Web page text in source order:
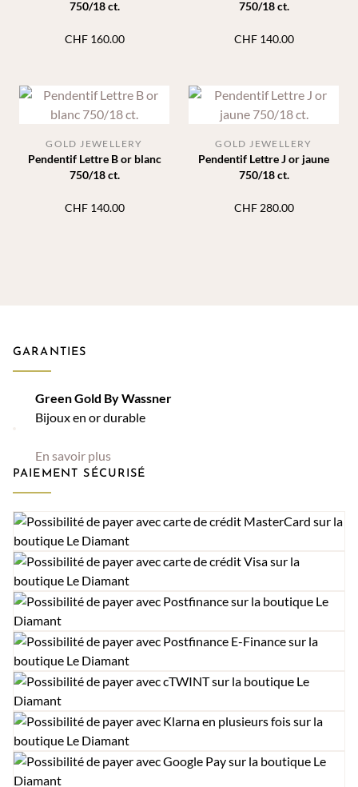
750/18 ct.
CHF160.00
750/18 ct.
CHF140.00
Pendentif Lettre B or blanc
750/18 ct.
GOLD JEWELLERY
CHF140.00
Pendentif Lettre J or jaune
750/18 ct.
GOLD JEWELLERY
CHF280.00
GARANTIES
Green Gold By Wassner
Bijoux en or durable
En savoir plus
PAIEMENT SÉCURISÉ